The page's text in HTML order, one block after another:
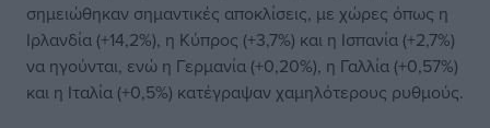
σημειώθηκαν σημαντικές αποκλίσεις, με χώρες όπως η
Ιρλανδία (+14,2%), η Κύπρος (+3,7%) και η Ισπανία (+2,7%)
να ηγούνται, ενώ η Γερμανία (+0,20%), η Γαλλία (+0,57%)
και η Ιταλία (+0,5%) κατέγραψαν χαμηλότερους ρυθμούς.